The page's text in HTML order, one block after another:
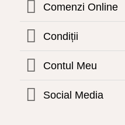
Comenzi Online
Condiții
Contul Meu
Social Media